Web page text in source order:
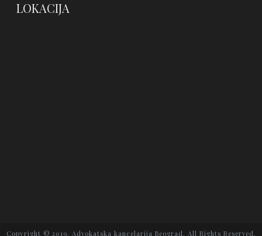
LOKACIJA
Copyright © 2019. Advokatska kancelarija Beograd. All Rights Reserved.